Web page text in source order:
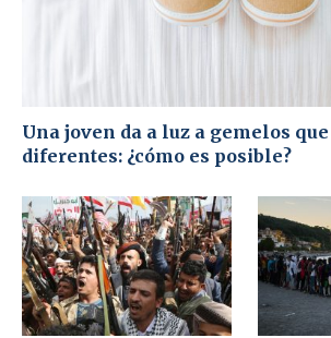
Una joven da a luz a gemelos
diferentes: ¿cómo es posible?